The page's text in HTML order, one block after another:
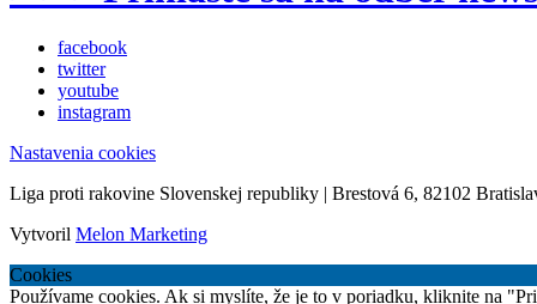
facebook
twitter
youtube
instagram
Nastavenia cookies
Liga proti rakovine Slovenskej republiky | Brestová 6, 82102
Vytvoril Melon Marketing
Cookies
Používame cookies. Ak si myslíte, že je to v poriadku, kliknite na